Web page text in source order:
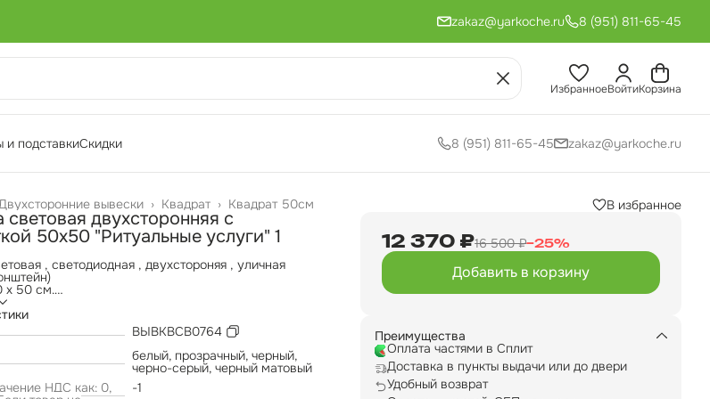
zakaz@yarkoche.ru 8 (951) 811-65-45
ИзбранноеВойтиКорзина
и подставкиСкидки 8 (951) 811-65-45 zakaz@yarkoche.ru
Квадрат 50см
Квадрат ›
вывески ›
световая двухсторонняя с
50х50 "Ритуальные услуги" 1
, светодиодная , двухстороняя , уличная
х 50 см.
части: светорассеивающее акриловое
равномерное распределение света.
из прочного ПВХ пластика , устойчивого к
воздействиям.
и надпись выполнены высококачественными
пленками ORACAL 641, устойчивыми к
и механическим повреждениям.
выполнен из металлической профильной
ВЫВКВСВ0764
белый, прозрачный, черный,
черно-серый, черный матовый
НДС как: 0,
-1
В избранное
12 370 ₽16 500 ₽−25%
Добавить в корзину
Преимущества
Оплата частями в Сплит
Доставка в пункты выдачи или до двери
Удобный возврат